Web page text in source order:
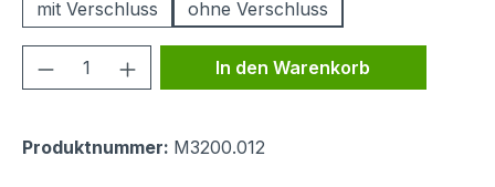
mit Verschluss
ohne Verschluss
Produkt Anzahl: Gib den
In den Warenkorb
Produktnummer: M3200.012